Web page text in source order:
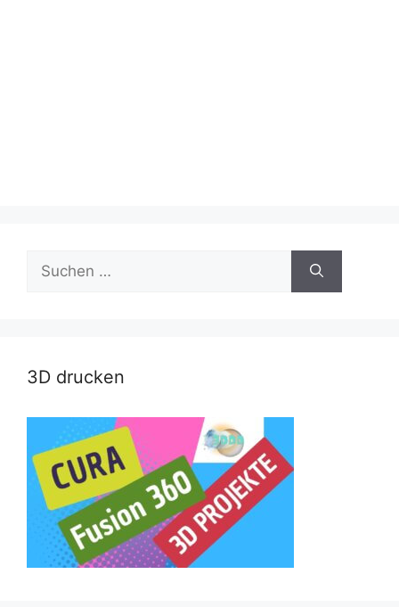
nach:
3D drucken